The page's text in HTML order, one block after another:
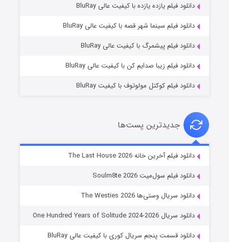
شوگر فصل ۲
خاندان اژدها فصل ۳
دانلود فیلم یازده یازده با کیفیت عالی BluRay
دانلود فیلم سینما شهر قصه با کیفیت عالی BluRay
دانلود فیلم پیشمرگ با کیفیت عالی BluRay
دانلود فیلم زیبا صدایم کن با کیفیت عالی BluRay
دانلود فیلم کوکتل مولوتوف با کیفیت BluRay
جدیدترین پست‌ها
دانلود فیلم آخرین خانه The Last House 2026
دانلود فیلم سول‌میت Soulm8te 2026
دانلود سریال وستی‌ها The Westies 2026
دانلود سریال One Hundred Years of Solitude 2024-2026
دانلود قسمت پنجم سریال کوری با کیفیت عالی BluRay